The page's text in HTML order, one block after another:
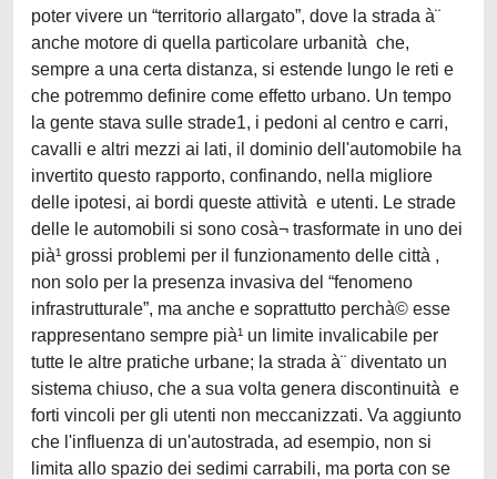
poter vivere un “territorio allargato”, dove la strada à¨
anche motore di quella particolare urbanità che,
sempre a una certa distanza, si estende lungo le reti e
che potremmo definire come effetto urbano. Un tempo
la gente stava sulle strade1, i pedoni al centro e carri,
cavalli e altri mezzi ai lati, il dominio dell'automobile ha
invertito questo rapporto, confinando, nella migliore
delle ipotesi, ai bordi queste attività e utenti. Le strade
delle le automobili si sono cosà¬ trasformate in uno dei
pià¹ grossi problemi per il funzionamento delle città ,
non solo per la presenza invasiva del “fenomeno
infrastrutturale”, ma anche e soprattutto perchà© esse
rappresentano sempre pià¹ un limite invalicabile per
tutte le altre pratiche urbane; la strada à¨ diventato un
sistema chiuso, che a sua volta genera discontinuità e
forti vincoli per gli utenti non meccanizzati. Va aggiunto
che l'influenza di un'autostrada, ad esempio, non si
limita allo spazio dei sedimi carrabili, ma porta con se